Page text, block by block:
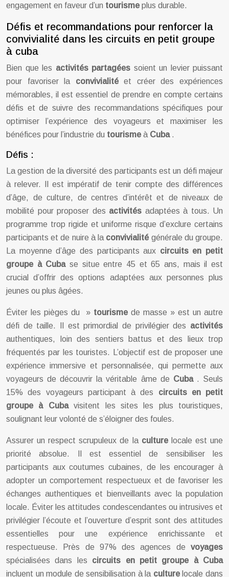
engagement en faveur d’un tourisme plus durable.
Défis et recommandations pour renforcer la
convivialité dans les circuits en petit groupe
à cuba
Bien que les activités partagées soient un levier puissant
pour favoriser la convivialitéet créer des expériences
mémorables, il est essentiel de prendre en compte certains
défis et de suivre des recommandations spécifiques pour
optimiser l’expérience des voyageurs et maximiser les
bénéfices pour l’industrie du tourisme à Cuba .
Défis :
La gestion de la diversité des participants est un défi majeur
à relever. Il est impératif de tenir compte des différences
d’âge, de culture, de centres d’intérêt et de niveaux de
mobilité pour proposer des activités adaptées à tous. Un
programme trop rigide et uniforme risque d’exclure certains
participants et de nuire à la convivialité générale du groupe.
La moyenne d’âge des participants aux circuits en petit
groupe à Cuba se situe entre 45 et 65 ans, mais il est
crucial d’offrir des options adaptées aux personnes plus
jeunes ou plus âgées.
Éviter les pièges du » tourisme de masse » est un autre
défi de taille. Il est primordial de privilégier des activités
authentiques, loin des sentiers battus et des lieux trop
fréquentés par les touristes. L’objectif est de proposer une
expérience immersive et personnalisée, qui permette aux
voyageurs de découvrir la véritable âme de Cuba . Seuls
15% des voyageurs participant à des circuits en petit
groupe à Cubavisitent les sites les plus touristiques,
soulignant leur volonté de s’éloigner des foules.
Assurer un respect scrupuleux de la culture locale est une
priorité absolue. Il est essentiel de sensibiliser les
participants aux coutumes cubaines, de les encourager à
adopter un comportement respectueux et de favoriser les
échanges authentiques et bienveillants avec la population
locale. Éviter les attitudes condescendantes ou intrusives et
privilégier l’écoute et l’ouverture d’esprit sont des attitudes
essentielles pour une expérience enrichissante et
respectueuse. Près de 97% des agences de voyages
spécialisées dans les circuits en petit groupe à Cuba
incluent un module de sensibilisation à la culture locale dans